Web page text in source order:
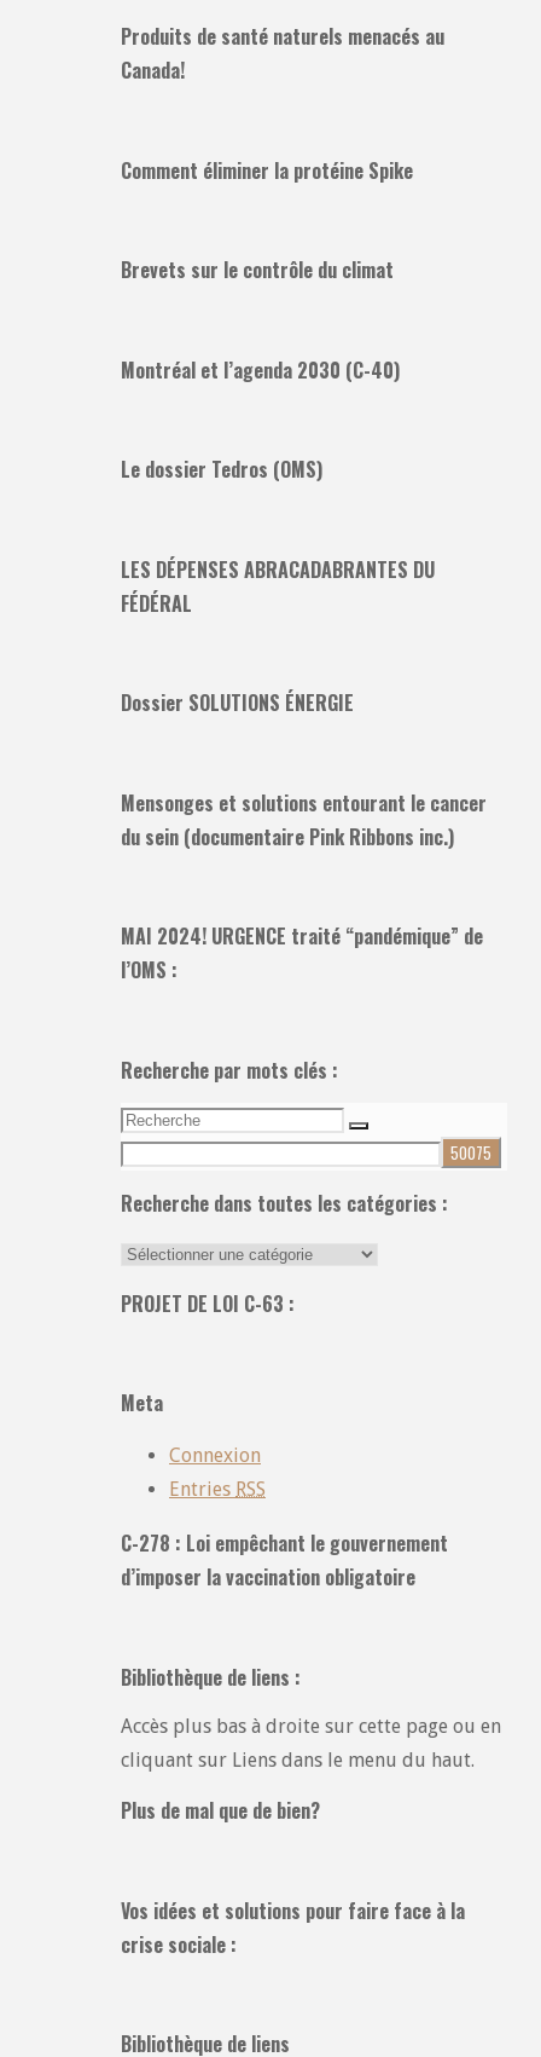
Produits de santé naturels menacés au
Canada!
Comment éliminer la protéine Spike
Brevets sur le contrôle du climat
Montréal et l’agenda 2030 (C-40)
Le dossier Tedros (OMS)
LES DÉPENSES ABRACADABRANTES DU
FÉDÉRAL
Dossier SOLUTIONS ÉNERGIE
Mensonges et solutions entourant le cancer
du sein (documentaire Pink Ribbons inc.)
MAI 2024! URGENCE traité “pandémique” de
l’OMS :
Recherche par mots clés :
Recherche
pour:
Recherche
Recherche dans toutes les catégories :
Recherche
toutes
PROJET DE LOI C-63 :
Meta
Connexion
Entries RSS
C-278 : Loi empêchant le gouvernement
d’imposer la vaccination obligatoire
Bibliothèque de liens :
Accès plus bas à droite sur cette page ou en
cliquant sur Liens dans le menu du haut.
Plus de mal que de bien?
Vos idées et solutions pour faire face à la
crise sociale :
Bibliothèque de liens